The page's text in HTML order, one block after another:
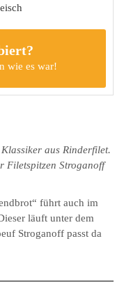
wie es war!
aus Rinderfilet.
Filetspitzen Stroganoff
führt auch im
läuft unter dem
Stroganoff passt da